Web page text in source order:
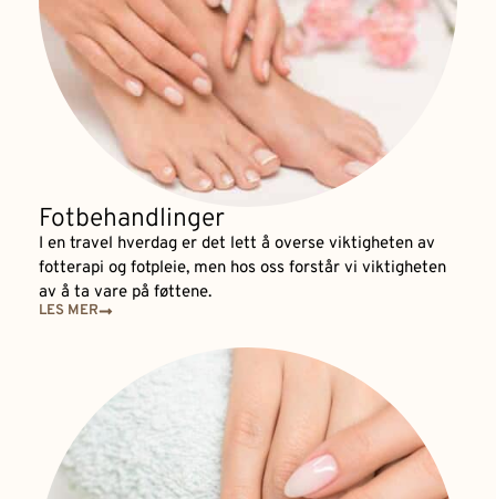
Fotbehandlinger
I en travel hverdag er det lett å overse viktigheten av
fotterapi og fotpleie, men hos oss forstår vi viktigheten
av å ta vare på føttene.
LES MER